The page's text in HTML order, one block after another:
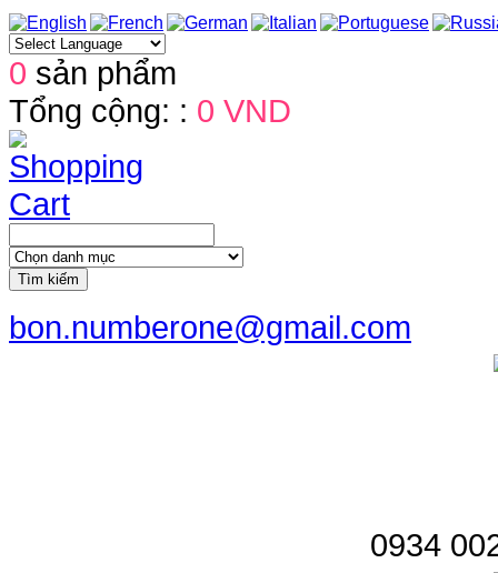
0 sản phẩm
Tổng cộng: : 0 VND
Tìm kiếm
bon.numberone@gmail.com
0934